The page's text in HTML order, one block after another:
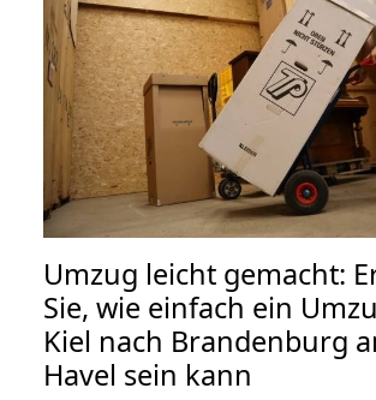
Umzug leicht gemacht:
Sie, wie einfach ein
Kiel nach Brandenburg
Havel sein kann